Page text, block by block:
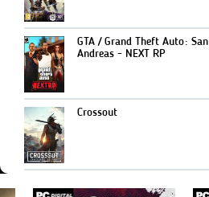
GTA / Grand Theft Auto: San
Andreas - NEXT RP
Crossout